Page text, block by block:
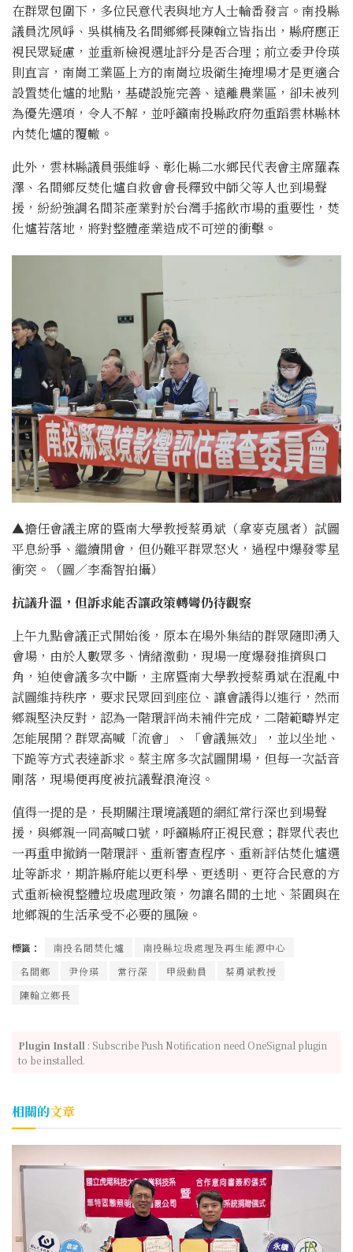
在群眾包圍下，多位民意代表與地方人士輪番發言。南投縣
議員沈夙崢、吳棋楠及名間鄉鄉長陳翰立皆指出，縣府應正
視民眾疑慮，並重新檢視選址評分是否合理；前立委尹伶瑛
則直言，南崗工業區上方的南崗垃圾衛生掩埋場才是更適合
設置焚化爐的地點，基礎設施完善、遠離農業區，卻未被列
為優先選項，令人不解，並呼籲南投縣政府勿重蹈雲林縣林
內焚化爐的覆轍。
此外，雲林縣議員張維崢、彰化縣二水鄉民代表會主席羅森
澤、名間鄉反焚化爐自救會會長釋致中師父等人也到場聲
援，紛紛強調名間茶產業對於台灣手搖飲市場的重要性，焚
化爐若落地，將對整體產業造成不可逆的衝擊。
▲擔任會議主席的暨南大學教授蔡勇斌（拿麥克風者）試圖
平息紛爭、繼續開會，但仍難平群眾怒火，過程中爆發零星
衝突。（圖／李喬智拍攝）
抗議升溫，但訴求能否讓政策轉彎仍待觀察
上午九點會議正式開始後，原本在場外集結的群眾隨即湧入
會場，由於人數眾多、情緒激動，現場一度爆發推擠與口
角，迫使會議多次中斷，主席暨南大學教授蔡勇斌在混亂中
試圖維持秩序，要求民眾回到座位、讓會議得以進行，然而
鄉親堅決反對，認為一階環評尚未補件完成，二階範疇界定
怎能展開？群眾高喊「流會」、「會議無效」，並以坐地、
下跪等方式表達訴求。蔡主席多次試圖開場，但每一次話音
剛落，現場便再度被抗議聲浪淹沒。
值得一提的是，長期關注環境議題的網紅常行深也到場聲
援，與鄉親一同高喊口號，呼籲縣府正視民意；群眾代表也
一再重申撤銷一階環評、重新審查程序、重新評估焚化爐選
址等訴求，期許縣府能以更科學、更透明、更符合民意的方
式重新檢視整體垃圾處理政策，勿讓名間的土地、茶園與在
地鄉親的生活承受不必要的風險。
標籤： 南投名間焚化爐
南投縣垃圾處理及再生能源中心
名間鄉
尹伶瑛 常行深 甲級動員
蔡勇斌教授
陳翰立鄉長
Plugin Install : Subscribe Push Notification need OneSignal plugin
to be installed.
相關的文章